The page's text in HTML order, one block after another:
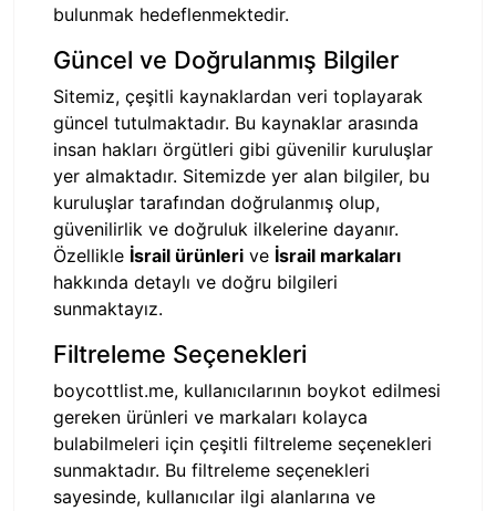
bulunmak hedeflenmektedir.
Güncel ve Doğrulanmış Bilgiler
Sitemiz, çeşitli kaynaklardan veri toplayarak
güncel tutulmaktadır. Bu kaynaklar arasında
insan hakları örgütleri gibi güvenilir kuruluşlar
yer almaktadır. Sitemizde yer alan bilgiler, bu
kuruluşlar tarafından doğrulanmış olup,
güvenilirlik ve doğruluk ilkelerine dayanır.
Özellikle İsrail ürünleri ve İsrail markaları
hakkında detaylı ve doğru bilgileri
sunmaktayız.
Filtreleme Seçenekleri
boycottlist.me, kullanıcılarının boykot edilmesi
gereken ürünleri ve markaları kolayca
bulabilmeleri için çeşitli filtreleme seçenekleri
sunmaktadır. Bu filtreleme seçenekleri
sayesinde, kullanıcılar ilgi alanlarına ve